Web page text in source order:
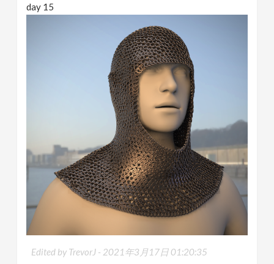
day 15
Edited by TrevorJ - 2021年3月17日 01:20:35